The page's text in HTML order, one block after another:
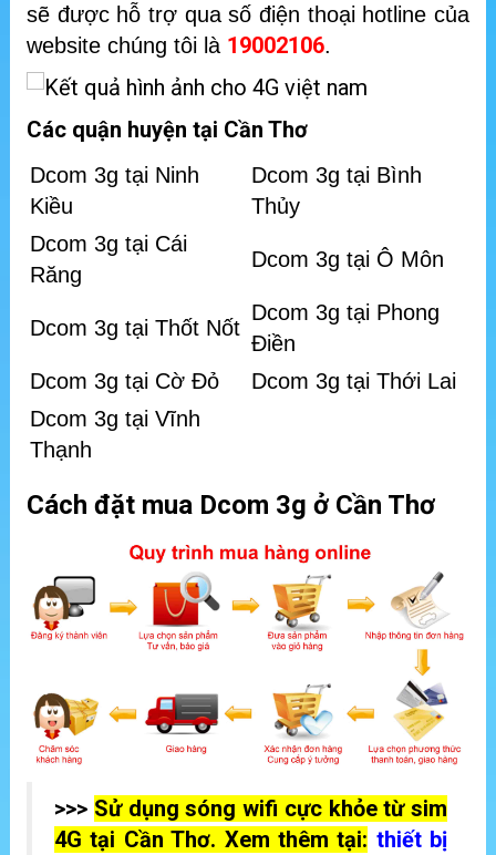
sẽ được hỗ trợ qua số điện thoại hotline của
website chúng tôi là 19002106.
Các quận huyện tại Cần Thơ
Dcom 3g tại Ninh
Kiều
Dcom 3g tại Bình
Thủy
Dcom 3g tại Cái
Răng
Dcom 3g tại Ô Môn
Dcom 3g tại Thốt Nốt
Dcom 3g tại Phong
Điền
Dcom 3g tại Cờ Đỏ
Dcom 3g tại Thới Lai
Dcom 3g tại Vĩnh
Thạnh
Cách đặt mua Dcom 3g ở Cần Thơ
>>> Sử dụng sóng wifi cực khỏe từ sim
4G tại Cần Thơ. Xem thêm tại: thiết bị